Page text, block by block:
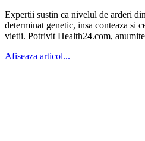
Expertii sustin ca nivelul de arderi
determinat genetic, insa conteaza si
vietii. Potrivit Health24.com,
Afiseaza articol...